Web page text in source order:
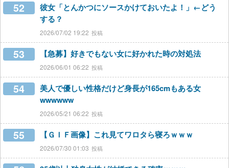
52
彼女「とんかつにソースかけておいたよ！」←どう
する？
2026/07/02 19:22
53 【急募】好きでもない女に好かれた時の対処法
2026/06/01 06:22
54
美人で優しい性格だけど身長が165cmもある女
wwwwww
2026/05/21 06:22
55 【ＧＩＦ画像】これ見てワロタら寝ろｗｗｗ
2026/07/30 01:03